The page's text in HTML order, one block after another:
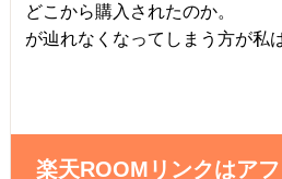
どこから購入されたのか。
が辿れなくなってしまう方が私
楽天ROOMリンクはア